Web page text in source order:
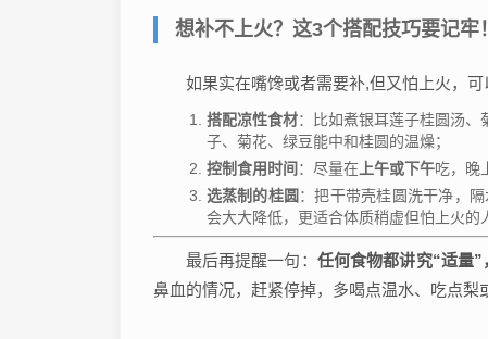
想补不上火？这3个搭配技巧要记牢！
如果实在嘴馋或者需要补,但又怕上火，可
搭配凉性食材：比如煮银耳莲子桂圆汤、
子、菊花、绿豆能中和桂圆的温燥；
控制食用时间 ：尽量在 上午或下午吃，晚
选蒸制的桂圆 ：把干带壳桂圆洗干净，
会大大降低，更适合体质稍虚但怕上火的
最后再提醒一句： 任何食物都讲究“适量
鼻血的情况，赶紧停掉，多喝点温水、吃点梨